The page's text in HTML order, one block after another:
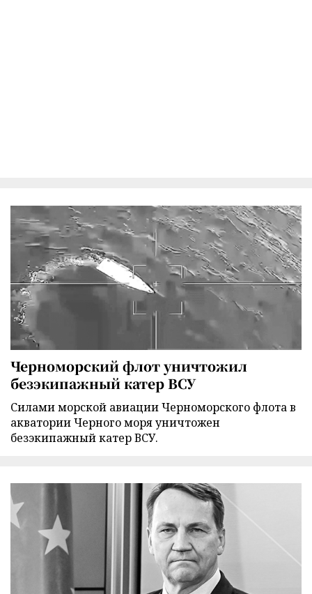
Черноморский флот уничтожил
безэкипажный катер ВСУ
Силами морской авиации Черноморского флота в
акватории Черного моря уничтожен
безэкипажный катер ВСУ.